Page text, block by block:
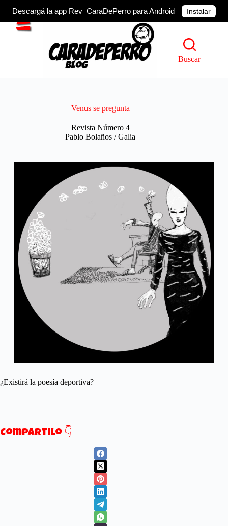
Descargá la app Rev_CaraDePerro para Android Instalar
Saltar
Buscar
Venus se pregunta
Revista Número 4
Pablo Bolaños / Galia
¿Existirá la poesía deportiva?
Compartilo 👇